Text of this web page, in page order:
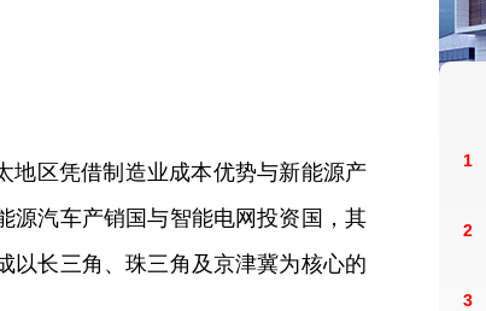
地区凭借制造业成本优势与新能源产
源汽车产销国与智能电网投资国，其
以长三角、珠三角及京津冀为核心的
1
2
3